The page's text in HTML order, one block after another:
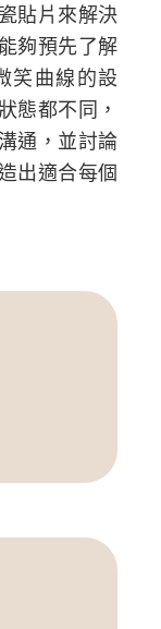
貼片來解決
夠預先了解
笑曲線的設
態都不同，
通，並討論
出適合每個